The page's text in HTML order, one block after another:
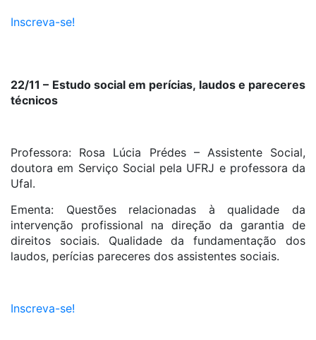
Inscreva-se!
22/11 – Estudo social em perícias, laudos e pareceres
técnicos
Professora: Rosa Lúcia Prédes – Assistente Social,
doutora em Serviço Social pela UFRJ e professora da
Ufal.
Ementa: Questões relacionadas à qualidade da
intervenção profissional na direção da garantia de
direitos sociais. Qualidade da fundamentação dos
laudos, perícias pareceres dos assistentes sociais.
Inscreva-se!